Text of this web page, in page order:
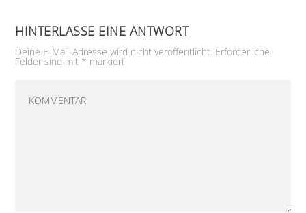
HINTERLASSE EINE ANTWORT
Deine E-Mail-Adresse wird nicht veröffentlicht. Erforderliche
Felder sind mit * markiert